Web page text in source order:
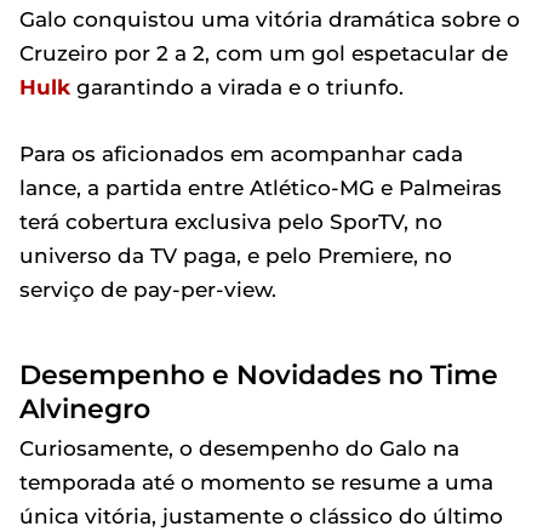
Galo conquistou uma vitória dramática sobre o
Cruzeiro por 2 a 2, com um gol espetacular de
Hulk garantindo a virada e o triunfo.
Para os aficionados em acompanhar cada
lance, a partida entre Atlético-MG e Palmeiras
terá cobertura exclusiva pelo SporTV, no
universo da TV paga, e pelo Premiere, no
serviço de pay-per-view.
Desempenho e Novidades no Time
Alvinegro
Curiosamente, o desempenho do Galo na
temporada até o momento se resume a uma
única vitória, justamente o clássico do último